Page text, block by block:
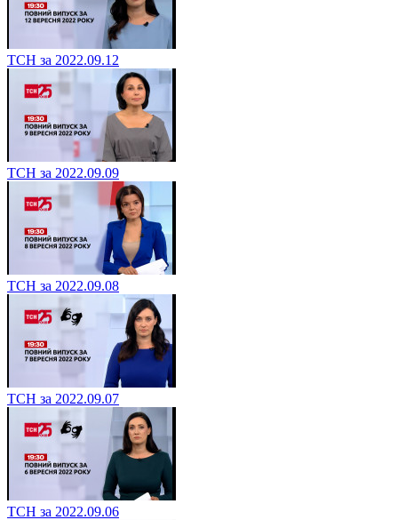
ТСН за 2022.09.12
ТСН за 2022.09.09
ТСН за 2022.09.08
ТСН за 2022.09.07
ТСН за 2022.09.06